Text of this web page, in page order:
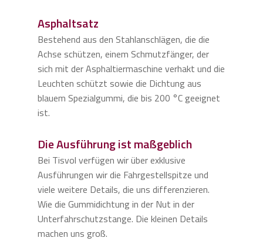
Asphaltsatz
Bestehend aus den Stahlanschlägen, die die
Achse schützen, einem Schmutzfänger, der
sich mit der Asphaltiermaschine verhakt und die
Leuchten schützt sowie die Dichtung aus
blauem Spezialgummi, die bis 200 °C geeignet
ist.
Die Ausführung ist maßgeblich
Bei Tisvol verfügen wir über exklusive
Ausführungen wir die Fahrgestellspitze und
viele weitere Details, die uns differenzieren.
Wie die Gummidichtung in der Nut in der
Unterfahrschutzstange. Die kleinen Details
machen uns groß.